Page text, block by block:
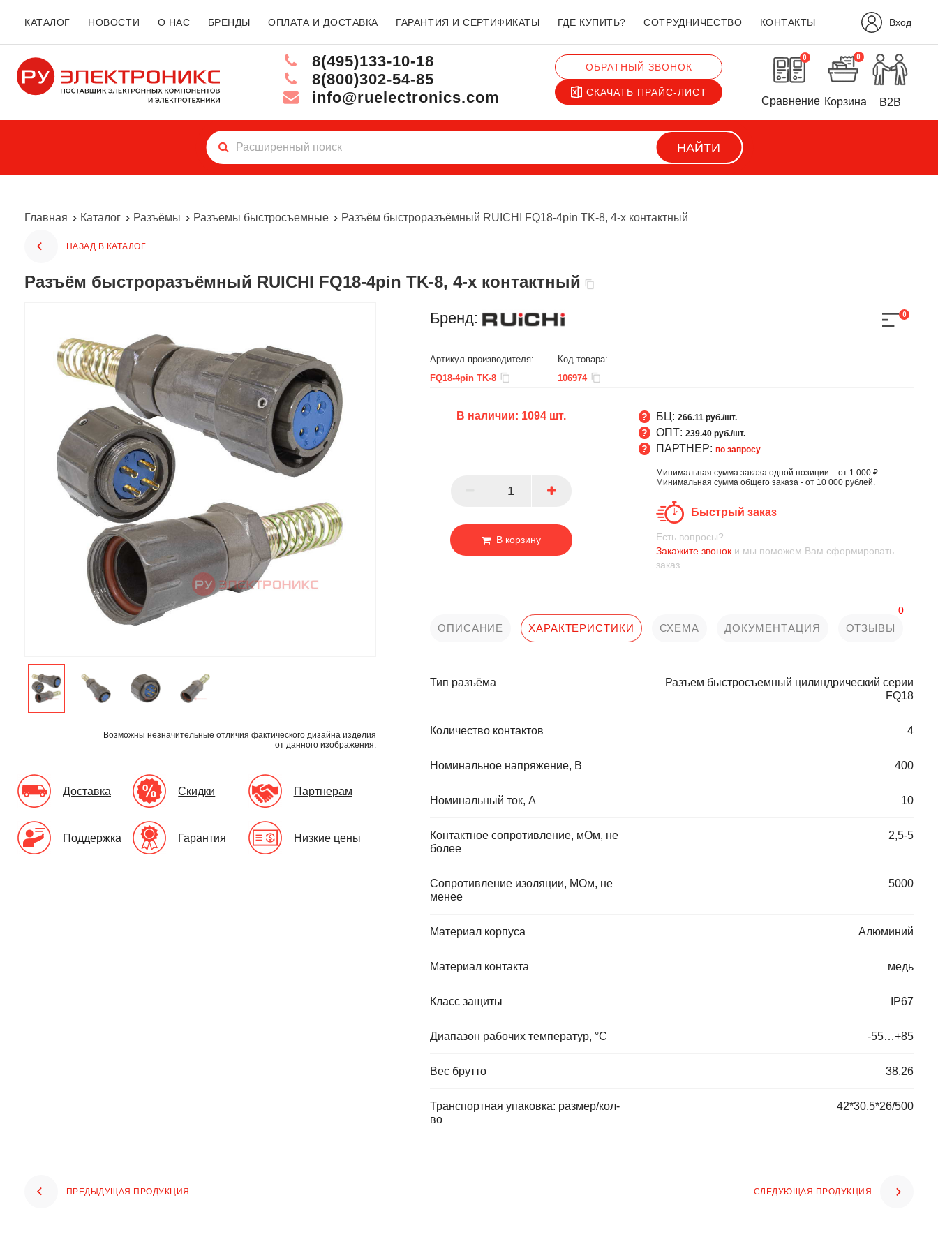
КАТАЛОГ НОВОСТИ О НАС БРЕНДЫ ОПЛАТА И ДОСТАВКА ГАРАНТИЯ И СЕРТИФИКАТЫ ГДЕ КУПИТЬ? СОТРУДНИЧЕСТВО КОНТАКТЫ Вход
8(495)133-10-18
8(800)302-54-85
info@ruelectronics.com
ОБРАТНЫЙ ЗВОНОК
СКАЧАТЬ ПРАЙС-ЛИСТ
0
Сравнение
0
Корзина B2B
НАЙТИ
Главная Каталог Разъёмы Разъемы быстросъемные Разъём быстроразъёмный RUICHI FQ18-4pin TK-8, 4-х контактный
НАЗАД В КАТАЛОГ
Разъём быстроразъёмный RUICHI FQ18-4pin TK-8, 4-х контактный
Возможны незначительные отличия фактического дизайна изделия
от данного изображения.
Доставка Скидки Партнерам
Поддержка Гарантия Низкие цены
Бренд: 0
Артикул производителя:
FQ18-4pin TK-8
Код товара:
106974
В наличии: 1094 шт.
В корзину
БЦ: 266.11 руб./шт.
ОПТ: 239.40 руб./шт.
ПАРТНЕР: по запросу
Минимальная сумма заказа одной позиции – от 1 000 ₽
Минимальная сумма общего заказа - от 10 000 рублей.
Быстрый заказ
Есть вопросы?
Закажите звоноки мы поможем Вам сформировать
заказ.
ОПИСАНИЕ ХАРАКТЕРИСТИКИ СХЕМА ДОКУМЕНТАЦИЯ ОТЗЫВЫ
0
Тип разъёма
Разъем быстросъемный цилиндрический серии
FQ18
Количество контактов 4
Номинальное напряжение, В 400
Номинальный ток, А 10
Контактное сопротивление, мОм, не
более
2,5-5
Сопротивление изоляции, МОм, не
менее
5000
Материал корпуса Алюминий
Материал контакта медь
Класс защиты IP67
Диапазон рабочих температур, °C -55…+85
Вес брутто 38.26
Транспортная упаковка: размер/кол-
во
42*30.5*26/500
ПРЕДЫДУЩАЯ ПРОДУКЦИЯ СЛЕДУЮЩАЯ ПРОДУКЦИЯ